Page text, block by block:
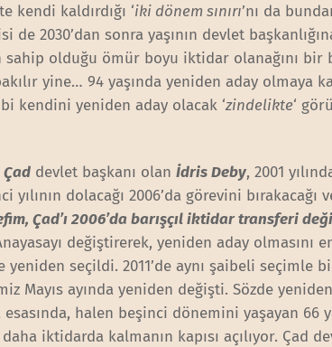
kendi kaldırdığı ‘iki dönem sınırı’nı da
de 2030’dan sonra yaşının devlet
olduğu ömür boyu iktidar olanağını bir
yine… 94 yaşında yeniden aday olmaya
kendini yeniden aday olacak ‘zindelikte‘
Çad devlet başkanı olanİdris Deby, 2001
yılının dolacağı 2006’da görevini
Çad’ı 2006’da barışçıl iktidar transferi
değiştirerek, yeniden aday olmasını
seçildi. 2011’de aynı şaibeli seçimle
Mayıs ayında yeniden değişti. Sözde yeniden
halen beşinci dönemini yaşayan 66
iktidarda kalmanın kapısı açılıyor. Çad